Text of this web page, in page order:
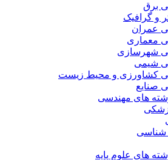
و محیط زیست
های مهندسی
علوم پایه